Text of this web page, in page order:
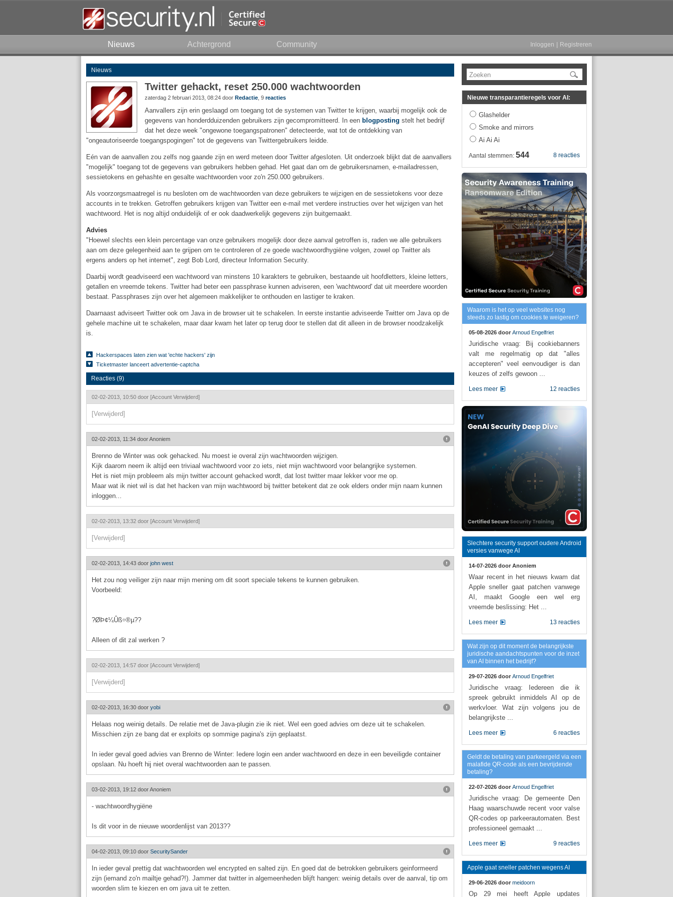
Nieuws Achtergrond Community Inloggen Registreren
Nieuws
Twitter gehackt, reset 250.000 wachtwoorden
zaterdag 2 februari 2013, 08:24 door Redactie , 9 reacties
Aanvallers zijn erin geslaagd om toegang tot de systemen van Twitter te krijgen, waarbij mogelijk ook de
gegevens van honderdduizenden gebruikers zijn gecompromitteerd. In een blogposting stelt het bedrijf
dat het deze week "ongewone toegangspatronen" detecteerde, wat tot de ontdekking van
"ongeautoriseerde toegangspogingen" tot de gegevens van Twittergebruikers leidde.
Eén van de aanvallen zou zelfs nog gaande zijn en werd meteen door Twitter afgesloten. Uit onderzoek blijkt dat de aanvallers
"mogelijk" toegang tot de gegevens van gebruikers hebben gehad. Het gaat dan om de gebruikersnamen, e-mailadressen,
sessietokens en gehashte en gesalte wachtwoorden voor zo'n 250.000 gebruikers.
Als voorzorgsmaatregel is nu besloten om de wachtwoorden van deze gebruikers te wijzigen en de sessietokens voor deze
accounts in te trekken. Getroffen gebruikers krijgen van Twitter een e-mail met verdere instructies over het wijzigen van het
wachtwoord. Het is nog altijd onduidelijk of er ook daadwerkelijk gegevens zijn buitgemaakt.
Advies
"Hoewel slechts een klein percentage van onze gebruikers mogelijk door deze aanval getroffen is, raden we alle gebruikers
aan om deze gelegenheid aan te grijpen om te controleren of ze goede wachtwoordhygiëne volgen, zowel op Twitter als
ergens anders op het internet", zegt Bob Lord, directeur Information Security.
Daarbij wordt geadviseerd een wachtwoord van minstens 10 karakters te gebruiken, bestaande uit hoofdletters, kleine letters,
getallen en vreemde tekens. Twitter had beter een passphrase kunnen adviseren, een 'wachtwoord' dat uit meerdere woorden
bestaat. Passphrases zijn over het algemeen makkelijker te onthouden en lastiger te kraken.
Daarnaast adviseert Twitter ook om Java in de browser uit te schakelen. In eerste instantie adviseerde Twitter om Java op de
gehele machine uit te schakelen, maar daar kwam het later op terug door te stellen dat dit alleen in de browser noodzakelijk
is.
Hackerspaces laten zien wat 'echte hackers' zijn
Ticketmaster lanceert advertentie-captcha
Reacties (9)
02-02-2013, 10:50 door [Account Verwijderd]
[Verwijderd]
02-02-2013, 11:34 doorAnoniem
Brenno de Winter was ook gehacked. Nu moest ie overal zijn wachtwoorden wijzigen.
Kijk daarom neem ik altijd een triviaal wachtwoord voor zo iets, niet mijn wachtwoord voor belangrijke systemen.
Het is niet mijn probleem als mijn twitter account gehacked wordt, dat lost twitter maar lekker voor me op.
Maar wat ik niet wil is dat het hacken van mijn wachtwoord bij twitter betekent dat ze ook elders onder mijn naam kunnen
inloggen...
02-02-2013, 13:32 door [Account Verwijderd]
[Verwijderd]
02-02-2013, 14:43 door john west
Het zou nog veiliger zijn naar mijn mening om dit soort speciale tekens te kunnen gebruiken.
Voorbeeld:
?ØÞ¢¼Ûß÷®µ??
Alleen of dit zal werken ?
02-02-2013, 14:57 door [Account Verwijderd]
[Verwijderd]
02-02-2013, 16:30 door yobi
Helaas nog weinig details. De relatie met de Java-plugin zie ik niet. Wel een goed advies om deze uit te schakelen.
Misschien zijn ze bang dat er exploits op sommige pagina's zijn geplaatst.
In ieder geval goed advies van Brenno de Winter: Iedere login een ander wachtwoord en deze in een beveiligde container
opslaan. Nu hoeft hij niet overal wachtwoorden aan te passen.
03-02-2013, 19:12 doorAnoniem
- wachtwoordhygiëne
Is dit voor in de nieuwe woordenlijst van 2013??
04-02-2013, 09:10 door SecuritySander
In ieder geval prettig dat wachtwoorden wel encrypted en salted zijn. En goed dat de betrokken gebruikers geinformeerd
zijn (iemand zo'n mailtje gehad?!). Jammer dat twitter in algemeenheden blijft hangen: weinig details over de aanval, tip om
woorden slim te kiezen en om java uit te zetten.
Zoeken
Nieuwe transparantieregels voor AI:
Glashelder
Smoke and mirrors
Ai Ai Ai
8 reacties
Aantal stemmen: 544
Waarom is het op veel websites nog
steeds zo lastig om cookies te weigeren?
05-08-2026 door Arnoud Engelfriet
Juridische vraag: Bij cookiebanners
valt me regelmatig op dat "alles
accepteren" veel eenvoudiger is dan
keuzes of zelfs gewoon ...
12 reacties
Lees meer
Slechtere security support oudere Android
versies vanwege AI
14-07-2026 door Anoniem
Waar recent in het nieuws kwam dat
Apple sneller gaat patchen vanwege
AI, maakt Google een wel erg
vreemde beslissing: Het ...
13 reacties
Lees meer
Wat zijn op dit moment de belangrijkste
juridische aandachtspunten voor de inzet
van AI binnen het bedrijf?
29-07-2026 door Arnoud Engelfriet
Juridische vraag: Iedereen die ik
spreek gebruikt inmiddels AI op de
werkvloer. Wat zijn volgens jou de
belangrijkste ...
6 reacties
Lees meer
Geldt de betaling van parkeergeld via een
malafide QR-code als een bevrijdende
betaling?
22-07-2026 door Arnoud Engelfriet
Juridische vraag: De gemeente Den
Haag waarschuwde recent voor valse
QR-codes op parkeerautomaten. Best
professioneel gemaakt ...
9 reacties
Lees meer
Apple gaat sneller patchen wegens AI
29-06-2026 door meidoorn
Op 29 mei heeft Apple updates